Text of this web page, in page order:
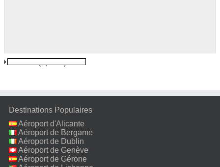
Destinations Populaires
Aéroport d'Alicante
Aéroport de Bergame
Aéroport de Dublin
Aéroport de Genève
Aéroport de Gérone